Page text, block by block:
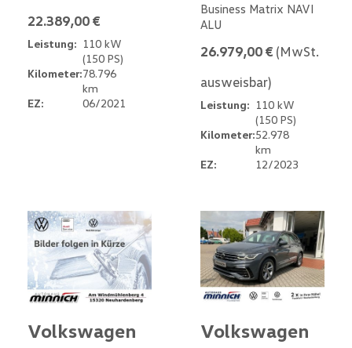
22.389,00 €
Leistung: 110 kW
(150 PS)
Kilometer:78.796
km
EZ:
06/2021
Business Matrix NAVI
ALU
26.979,00 € (MwSt.
ausweisbar)
Leistung: 110 kW
(150 PS)
Kilometer:52.978
km
EZ:
12/2023
Volkswagen
Volkswagen